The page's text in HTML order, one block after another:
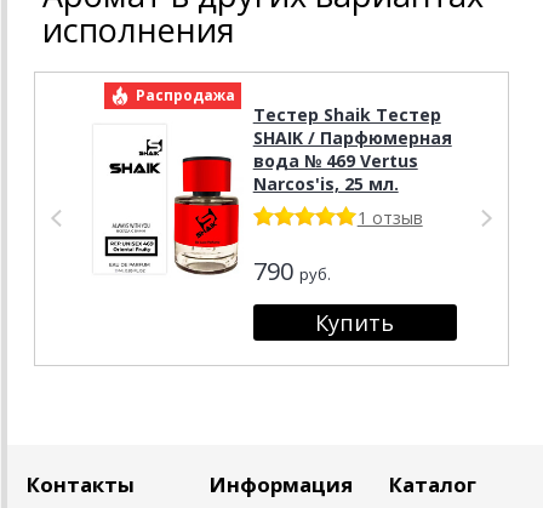
исполнения
Распродажа
Тестер Shaik Тестер
SHAIK / Парфюмерная
вода № 469 Vertus
Narcos'is, 25 мл.
1 отзыв
790 руб.
Контакты Информация Каталог